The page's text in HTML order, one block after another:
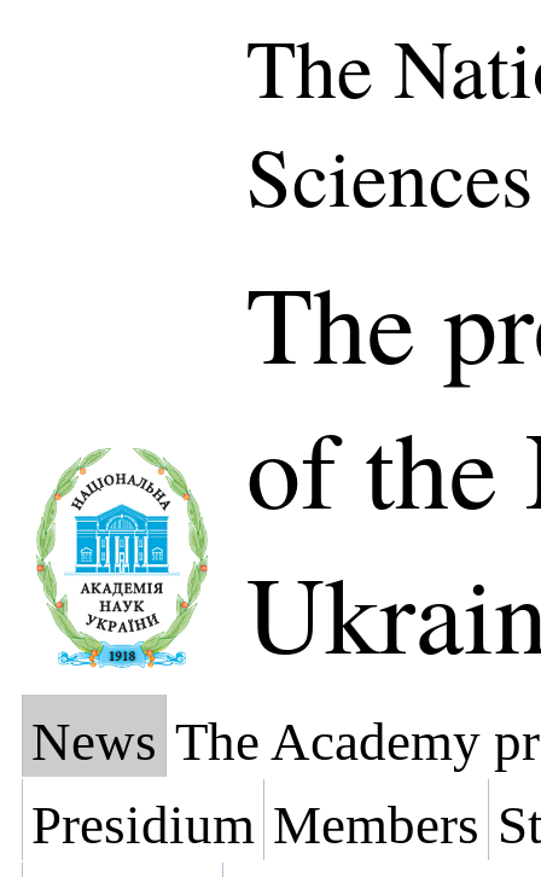
The
The
of the
News The Academy
Presidium Members